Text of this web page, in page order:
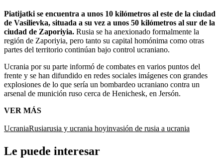
Piatijatki se encuentra a unos 10 kilómetros al este de la ciudad
de Vasilievka, situada a su vez a unos 50 kilómetros al sur de la
ciudad de Zaporiyia. Rusia se ha anexionado formalmente la
región de Zaporiyia, pero tanto su capital homónima como otras
partes del territorio continúan bajo control ucraniano.
Ucrania por su parte informó de combates en varios puntos del
frente y se han difundido en redes sociales imágenes con grandes
explosiones de lo que sería un bombardeo ucraniano contra un
arsenal de munición ruso cerca de Henichesk, en Jersón.
VER MÁS
UcraniaRusiarusia y ucrania hoyinvasión de rusia a ucrania
Le puede interesar